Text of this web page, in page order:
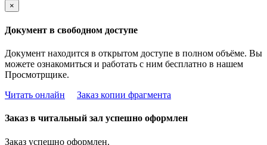
×
Документ в свободном доступе
Документ находится в открытом доступе в полном объёме. Вы
можете ознакомиться и работать с ним бесплатно в нашем
Просмотрщике.
Читать онлайн
Заказ копии фрагмента
Заказ в читальный зал успешно оформлен
Заказ успешно оформлен.